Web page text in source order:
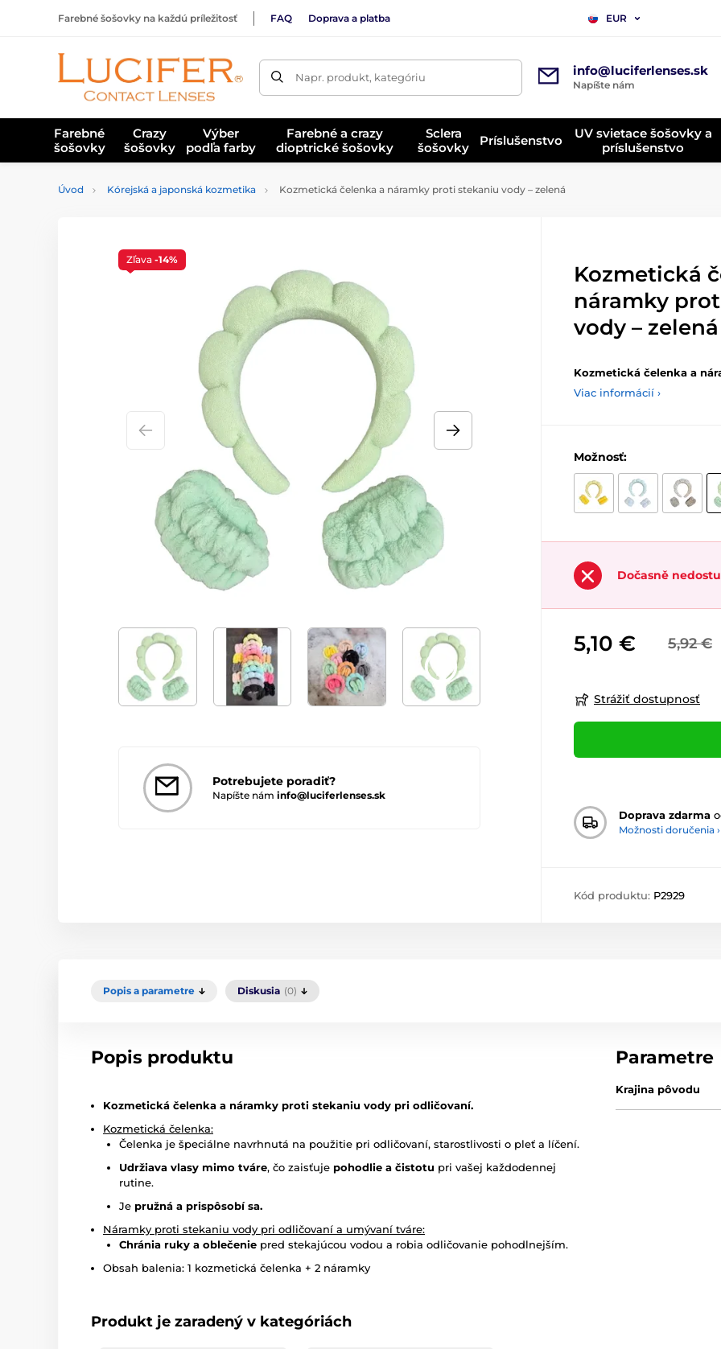
Farebné šošovky na každú príležitosť FAQ Doprava a platba EUR
Napr. produkt, kategóriu info@luciferlenses.sk
Napíšte nám
Farebné
šošovky
Crazy
šošovky
Výber
podľa farby
Farebné a crazy
dioptrické šošovky
Sclera
šošovky
Príslušenstvo
UV svietace šošovky a
príslušenstvo
Úvod Kórejská a japonská kozmetika Kozmetická čelenka a náramky proti stekaniu vody – zelená
Potrebujete poradiť?
Napíšte nám info@luciferlenses.sk
Zľava -14%
Kozmetická
náramky
vody – zelená
Kozmetická čelenka a
Viac informácií ›
Možnosť:
Dočasně
5,92 €
5,10 €
Strážiť dostupnosť
Doprava zdarma
Možnosti doručenia ›
Kód produktu: P2929
Popis a parametre Diskusia (0)
Popis produktu
Kozmetická čelenka a náramky proti stekaniu vody pri odličovaní.
Kozmetická čelenka:
Čelenka je špeciálne navrhnutá na použitie pri odličovaní, starostlivosti o pleť a líčení.
Udržiava vlasy mimo tváre, čo zaisťuje pohodlie a čistotu pri vašej každodennej
rutine.
Je pružná a prispôsobí sa.
Náramky proti stekaniu vody pri odličovaní a umývaní tváre:
Chránia ruky a oblečenie pred stekajúcou vodou a robia odličovanie pohodlnejším.
Obsah balenia: 1 kozmetická čelenka + 2 náramky
Produkt je zaradený v kategóriách
Parametre
Krajina pôvodu